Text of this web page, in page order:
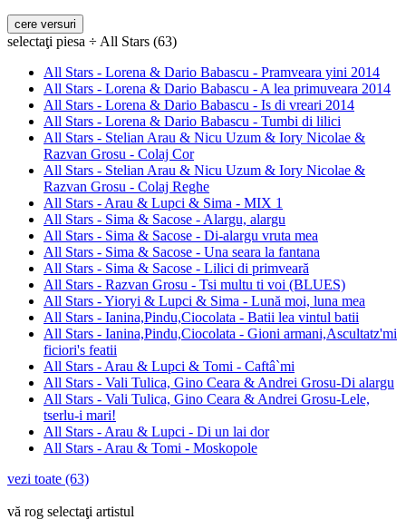
selectaţi piesa ÷ All Stars (63)
All Stars - Lorena & Dario Babascu - Pramveara yini 2014
All Stars - Lorena & Dario Babascu - A lea primuveara 2014
All Stars - Lorena & Dario Babascu - Is di vreari 2014
All Stars - Lorena & Dario Babascu - Tumbi di lilici
All Stars - Stelian Arau & Nicu Uzum & Iory Nicolae &
Razvan Grosu - Colaj Cor
All Stars - Stelian Arau & Nicu Uzum & Iory Nicolae &
Razvan Grosu - Colaj Reghe
All Stars - Arau & Lupci & Sima - MIX 1
All Stars - Sima & Sacose - Alargu, alargu
All Stars - Sima & Sacose - Di-alargu vruta mea
All Stars - Sima & Sacose - Una seara la fantana
All Stars - Sima & Sacose - Lilici di primveară
All Stars - Razvan Grosu - Tsi multu ti voi (BLUES)
All Stars - Yioryi & Lupci & Sima - Lună moi, luna mea
All Stars - Ianina,Pindu,Ciocolata - Batii lea vintul batii
All Stars - Ianina,Pindu,Ciocolata - Gioni armani,Ascultatz'mi
ficiori's featii
All Stars - Arau & Lupci & Tomi - Caftâ`mi
All Stars - Vali Tulica, Gino Ceara & Andrei Grosu-Di alargu
All Stars - Vali Tulica, Gino Ceara & Andrei Grosu-Lele,
tserlu-i mari!
All Stars - Arau & Lupci - Di un lai dor
All Stars - Arau & Tomi - Moskopole
vezi toate (63)
vă rog selectaţi artistul